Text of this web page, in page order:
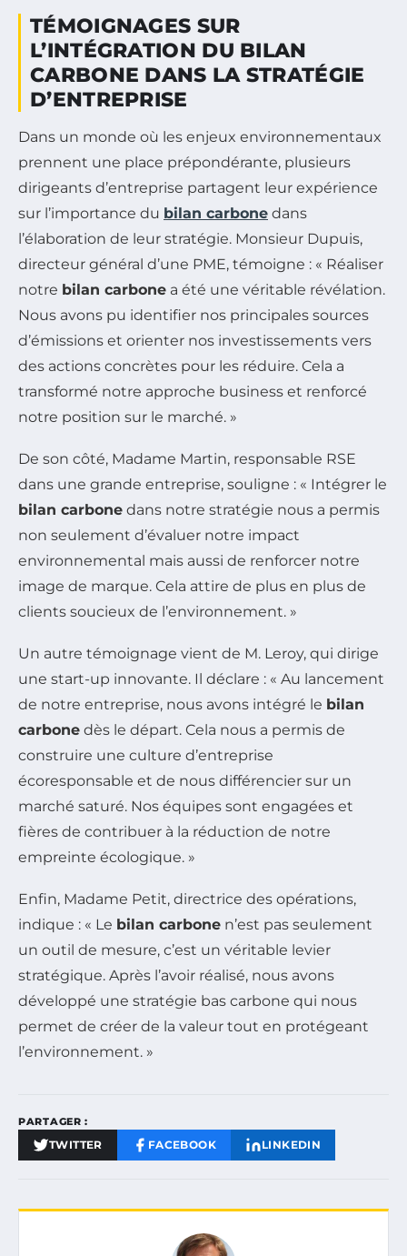
TÉMOIGNAGES SUR
L’INTÉGRATION DU BILAN
CARBONE DANS LA STRATÉGIE
D’ENTREPRISE
Dans un monde où les enjeux environnementaux
prennent une place prépondérante, plusieurs
dirigeants d’entreprise partagent leur expérience
sur l’importance du bilan carbone dans
l’élaboration de leur stratégie. Monsieur Dupuis,
directeur général d’une PME, témoigne : « Réaliser
notre bilan carbone a été une véritable révélation.
Nous avons pu identifier nos principales sources
d’émissions et orienter nos investissements vers
des actions concrètes pour les réduire. Cela a
transformé notre approche business et renforcé
notre position sur le marché. »
De son côté, Madame Martin, responsable RSE
dans une grande entreprise, souligne : « Intégrer le
bilan carbone dans notre stratégie nous a permis
non seulement d’évaluer notre impact
environnemental mais aussi de renforcer notre
image de marque. Cela attire de plus en plus de
clients soucieux de l’environnement. »
Un autre témoignage vient de M. Leroy, qui dirige
une start-up innovante. Il déclare : « Au lancement
de notre entreprise, nous avons intégré le bilan
carbone dès le départ. Cela nous a permis de
construire une culture d’entreprise
écoresponsable et de nous différencier sur un
marché saturé. Nos équipes sont engagées et
fières de contribuer à la réduction de notre
empreinte écologique. »
Enfin, Madame Petit, directrice des opérations,
indique : « Le bilan carbone n’est pas seulement
un outil de mesure, c’est un véritable levier
stratégique. Après l’avoir réalisé, nous avons
développé une stratégie bas carbone qui nous
permet de créer de la valeur tout en protégeant
l’environnement. »
PARTAGER :
TWITTER FACEBOOK LINKEDIN